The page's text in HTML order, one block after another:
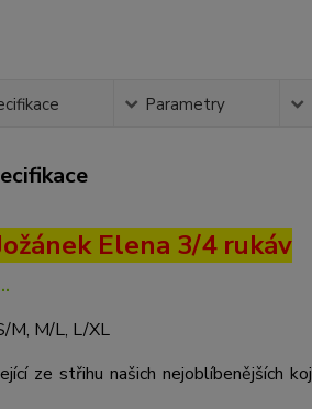
Parametry
Elena 3/4 rukáv
M, M/L, L/XL
ze střihu našich